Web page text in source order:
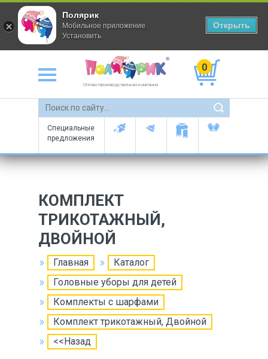
Оптово-производственная компания
0
Специальные
предложения
КОМПЛЕКТ
ТРИКОТАЖНЫЙ,
ДВОЙНОЙ
Главная
Каталог
Головные уборы для детей
Комплекты с шарфами
Комплект трикотажный, Двойной
<<Назад
Полярик
Мобильное приложение
Установить
Открыть